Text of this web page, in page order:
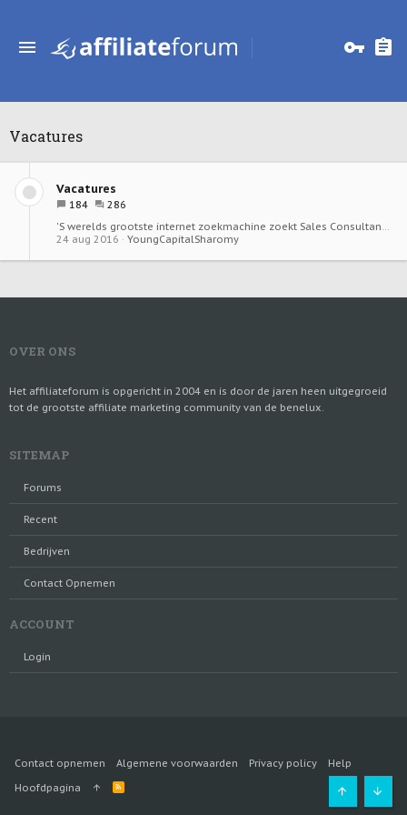
Vacatures
Vacatures
184
286
'S werelds grootste internet zoekmachine zoekt Sales Consultants in Amsterdam
24 aug 2016
YoungCapitalSharomy
OVER ONS
Het affiliateforum is opgericht in 2004 en is door de jaren heen uitgegroeid
tot de grootste affiliate marketing community van de benelux.
SITEMAP
Forums
Recent
Bedrijven
Contact Opnemen
ACCOUNT
Login
Contact opnemen Algemene voorwaarden Privacy policy
Help
Hoofdpagina
R
S
Bovenaan